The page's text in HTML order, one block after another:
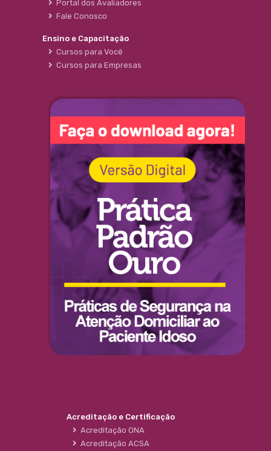
Portal dos Avaliadores
Fale Conosco
Ensino e Capacitação
Cursos para Você
Cursos para Empresas
Acreditação e Certificação
Acreditação ONA
Acreditação ACSA